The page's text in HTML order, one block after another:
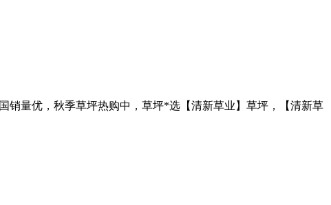
销量优，秋季草坪热购中，草坪*选【清新草业】草坪，【清新草